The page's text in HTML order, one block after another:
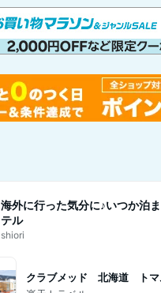
海外に行った気分に♪いつか泊
テル
shiori
クラブメッド 北海道 トマ